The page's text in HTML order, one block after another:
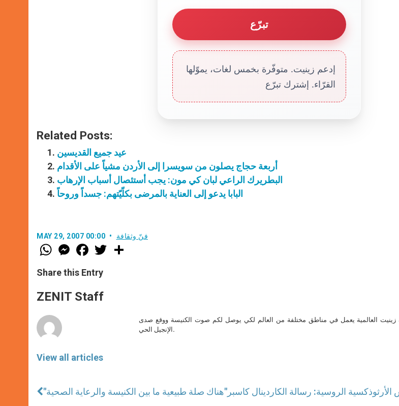
تبرّع
إدعم زينيت. متوفّرة بخمس لغات، يموّلها
القرّاء. إشترك تبرّع
Related Posts:
عيد جميع القديسين
أربعة حجاج يصلون من سويسرا إلى الأردن مشياً على الأقدام
البطريرك الراعي لبان كي مون: يجب أستئصال أسباب الإرهاب
البابا يدعو إلى العناية بالمرضى بكلّيّتهم: جسداً وروحاً
MAY 29, 2007 00:00 فنّ وثقافة
W
h
t
s
p
p
M
e
s
e
g
e
F
a
e
b
o
k
w
Share this Entry
ZENIT Staff
View all articles
زينيت العالمية يعمل في مناطق مختلفة من العالم لكي يوصل لكم صوت الكنيسة ووقع صدى
الإنجيل الحي.
"هناك صلة طبيعية ما بين الكنيسة والرعاية الصحية" الروسية: رسالة الكاردينال كاسبر